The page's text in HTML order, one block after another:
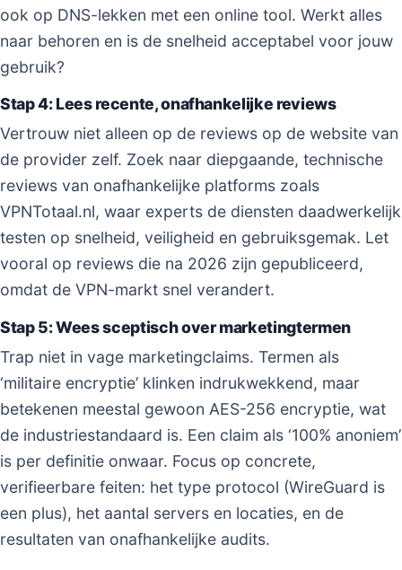
ook op DNS-lekken met een online tool. Werkt alles
naar behoren en is de snelheid acceptabel voor jouw
gebruik?
Stap 4: Lees recente, onafhankelijke reviews
Vertrouw niet alleen op de reviews op de website van
de provider zelf. Zoek naar diepgaande, technische
reviews van onafhankelijke platforms zoals
VPNTotaal.nl, waar experts de diensten daadwerkelijk
testen op snelheid, veiligheid en gebruiksgemak. Let
vooral op reviews die na 2026 zijn gepubliceerd,
omdat de VPN-markt snel verandert.
Stap 5: Wees sceptisch over marketingtermen
Trap niet in vage marketingclaims. Termen als
‘militaire encryptie’ klinken indrukwekkend, maar
betekenen meestal gewoon AES-256 encryptie, wat
de industriestandaard is. Een claim als ‘100% anoniem’
is per definitie onwaar. Focus op concrete,
verifieerbare feiten: het type protocol (WireGuard is
een plus), het aantal servers en locaties, en de
resultaten van onafhankelijke audits.